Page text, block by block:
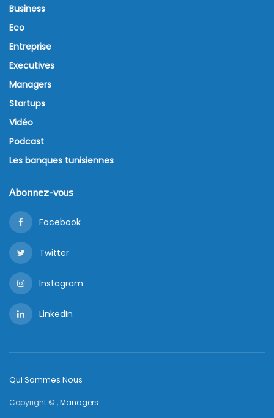
Business
Eco
Entreprise
Executives
Managers
Startups
Vidéo
Podcast
Les banques tunisiennes
Abonnez-vous
Facebook
Twitter
Instagram
LinkedIn
Qui Sommes Nous
Copyright © ,Managers